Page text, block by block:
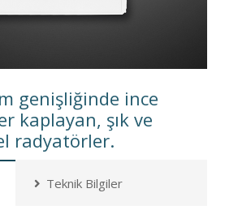
genişliğinde ince
kaplayan, şık ve
radyatörler.
Teknik Bilgiler